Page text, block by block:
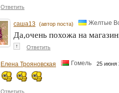
Ответить
саша13 (автор поста) Желтые
Да,очень похожа на
↑ Ответить
Елена Трояновская Гомель 25 июня
Ответить